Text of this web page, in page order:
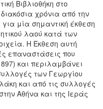
Βιβλιοθήκη στο
χρόνια από την
μία σημαντική έκθεση
λαού κατά των
Η Έκθεση αυτή
επαναστάσεις που
και περιλαμβάνει
των Γεωργίου
και από τις συλλογές
Αθήνα και της Ιεράς